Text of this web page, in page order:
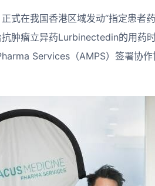
式在我国香港区域发动“指定患
肿瘤立异药Lurbinectedin的用药
Services（AMPS）签署协